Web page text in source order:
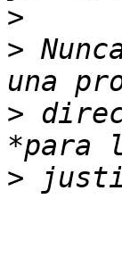
>
>
>
>